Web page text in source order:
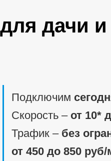
дачи
Подключим
Скорость ‒ от 10*
Трафик ‒ без
от 450 до 850 руб/